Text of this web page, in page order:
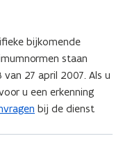
bijkomende
staan
van 27 april 2007. Als u
u een erkenning
bij de dienst